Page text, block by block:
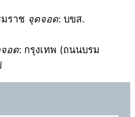
ราช จุดจอด: บขส.
อด: กรุงเทพ (ถนนบรม